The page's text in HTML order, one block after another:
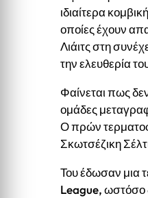
ιδιαίτερα
οποίες έχουν
Λιάιτς στη
την ελευθερία
Φαίνεται πως
ομάδες
Ο πρών
Σκωτσέζικη
Του έδωσαν μια
League, ωστόσο